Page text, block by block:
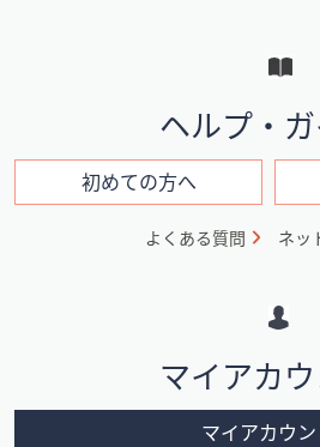
ン
ン
ヘルプ・
初めての方へ
よくある質問 ネッ
マイアカ
マイアカウン